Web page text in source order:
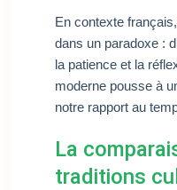
En contexte
dans un paradoxe :
la patience et la
moderne pousse à
notre rapport au
La
traditions